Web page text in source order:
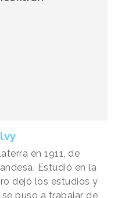
en 1911, de
Estudió en la
dejó los estudios y
puso a trabajar de